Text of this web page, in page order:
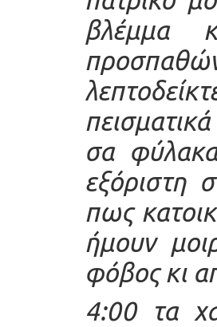
βλέμμα
σα
εξόριστη
πως
ήμουν
φόβος κι
4:00 τα